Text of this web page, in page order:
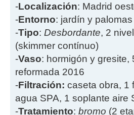
-Localización: Madrid
-Entorno: jardín y palomas
-Tipo: Desbordante, 2
(skimmer contínuo)
-Vaso: hormigón y gresite,
reformada 2016
-Filtración: caseta obra, 1
agua SPA, 1 soplante aire
-Tratamiento: bromo (2